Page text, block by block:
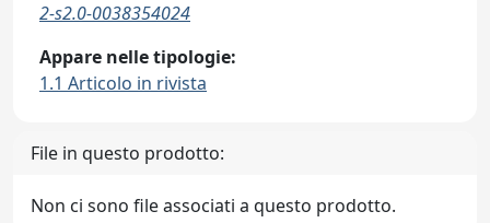
2-s2.0-0038354024
Appare nelle tipologie:
1.1 Articolo in rivista
File in questo prodotto:
Non ci sono file associati a questo prodotto.